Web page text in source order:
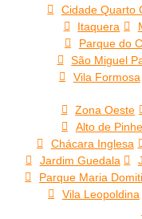
Cidade Quarto
Itaquera
Parque do
São Miguel
Vila Formosa
Zona Oeste
Alto de
Chácara Inglesa
Jardim Guedala
Parque Maria
Vila Leopoldina